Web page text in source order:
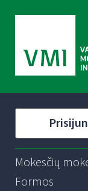
Mokesčių
Formos